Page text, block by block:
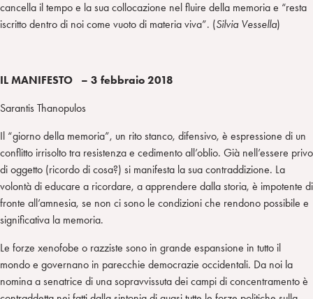
cancella il tempo e la sua collocazione nel fluire della memoria e “resta
iscritto dentro di noi come vuoto di materia viva”. (Silvia Vessella)
IL MANIFESTO – 3 febbraio 2018
Sarantis Thanopulos
Il “giorno della memoria”, un rito stanco, difensivo, è espressione di un
conflitto irrisolto tra resistenza e cedimento all’oblio. Già nell’essere privo
di oggetto (ricordo di cosa?) si manifesta la sua contraddizione. La
volontà di educare a ricordare, a apprendere dalla storia, è impotente di
fronte all’amnesia, se non ci sono le condizioni che rendono possibile e
significativa la memoria.
Le forze xenofobe o razziste sono in grande espansione in tutto il
mondo e governano in parecchie democrazie occidentali. Da noi la
nomina a senatrice di una sopravvissuta dei campi di concentramento è